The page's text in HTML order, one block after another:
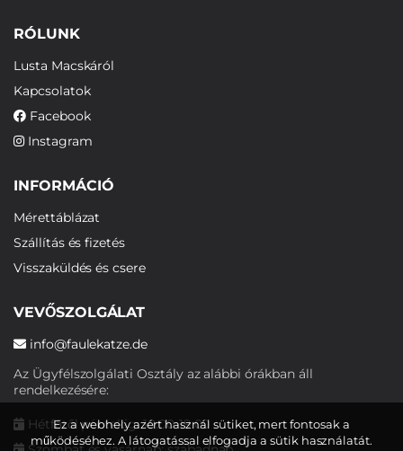
RÓLUNK
Lusta Macskáról
Kapcsolatok
Facebook
Instagram
INFORMÁCIÓ
Mérettáblázat
Szállítás és fizetés
Visszaküldés és csere
VEVŐSZOLGÁLAT
info@faulekatze.de
Az Ügyfélszolgálati Osztály az alábbi órákban áll
rendelkezésére:
Hétfőtől péntekig: 10:00-19:00
Ez a webhely azért használ sütiket, mert fontosak a
működéséhez. A látogatással elfogadja a sütik használatát.